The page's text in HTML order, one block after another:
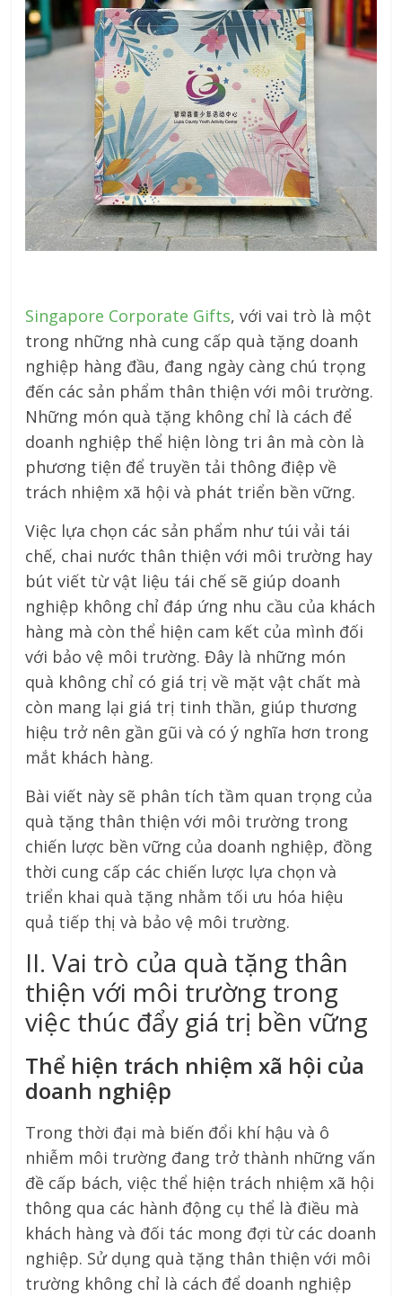
Singapore Corporate Gifts, với vai trò là một
trong những nhà cung cấp quà tặng doanh
nghiệp hàng đầu, đang ngày càng chú trọng
đến các sản phẩm thân thiện với môi trường.
Những món quà tặng không chỉ là cách để
doanh nghiệp thể hiện lòng tri ân mà còn là
phương tiện để truyền tải thông điệp về
trách nhiệm xã hội và phát triển bền vững.
Việc lựa chọn các sản phẩm như túi vải tái
chế, chai nước thân thiện với môi trường hay
bút viết từ vật liệu tái chế sẽ giúp doanh
nghiệp không chỉ đáp ứng nhu cầu của khách
hàng mà còn thể hiện cam kết của mình đối
với bảo vệ môi trường. Đây là những món
quà không chỉ có giá trị về mặt vật chất mà
còn mang lại giá trị tinh thần, giúp thương
hiệu trở nên gần gũi và có ý nghĩa hơn trong
mắt khách hàng.
Bài viết này sẽ phân tích tầm quan trọng của
quà tặng thân thiện với môi trường trong
chiến lược bền vững của doanh nghiệp, đồng
thời cung cấp các chiến lược lựa chọn và
triển khai quà tặng nhằm tối ưu hóa hiệu
quả tiếp thị và bảo vệ môi trường.
II. Vai trò của quà tặng thân
thiện với môi trường trong
việc thúc đẩy giá trị bền vững
Thể hiện trách nhiệm xã hội của
doanh nghiệp
Trong thời đại mà biến đổi khí hậu và ô
nhiễm môi trường đang trở thành những vấn
đề cấp bách, việc thể hiện trách nhiệm xã hội
thông qua các hành động cụ thể là điều mà
khách hàng và đối tác mong đợi từ các doanh
nghiệp. Sử dụng quà tặng thân thiện với môi
trường không chỉ là cách để doanh nghiệp